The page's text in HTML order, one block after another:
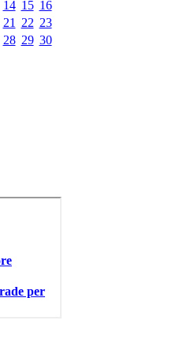
14 15 16
21 22 23
28 29 30